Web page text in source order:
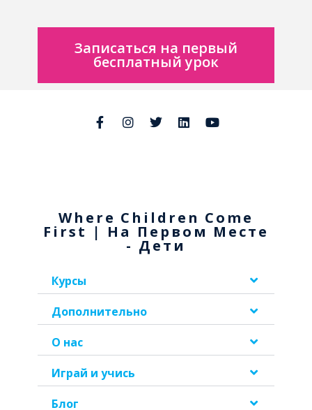
Записаться на первый
бесплатный урок
Where Children Come
First | На Первом Месте
- Дети
Курсы
Дополнительно
О нас
Играй и учись
Блог